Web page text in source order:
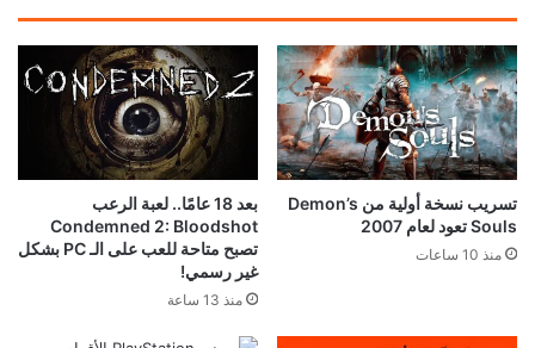
تسريب نسخة أولية من Demon’s
Souls تعود لعام 2007
منذ 10 ساعات
بعد 18 عامًا.. لعبة الرعب
Condemned 2: Bloodshot
تصبح متاحة للعب على الـ PC بشكل
غير رسمي!
منذ 13 ساعة